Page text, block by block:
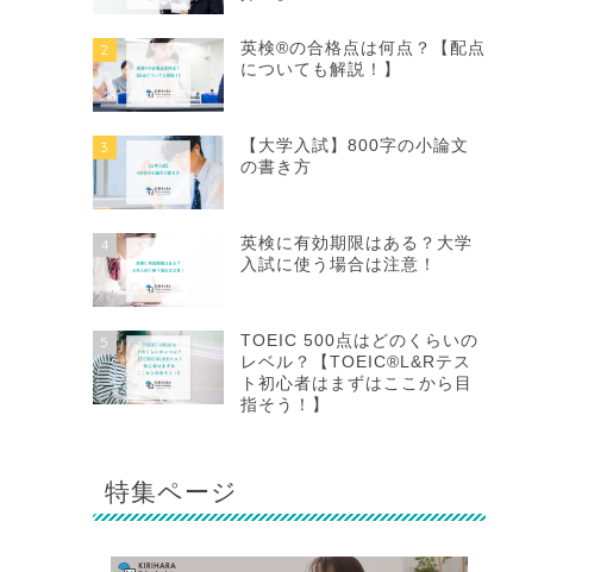
2
英検®の合格点は何点？【配点
についても解説！】
3
【大学入試】800字の小論文
の書き方
4
英検に有効期限はある？大学
入試に使う場合は注意！
5
TOEIC 500点はどのくらいの
レベル？【TOEIC®L&Rテス
ト初心者はまずはここから目
指そう！】
特集ページ